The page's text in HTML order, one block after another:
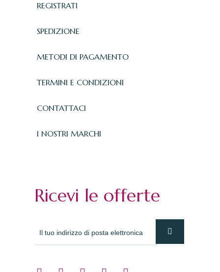
REGISTRATI
SPEDIZIONE
METODI DI PAGAMENTO
TERMINI E CONDIZIONI
CONTATTACI
I NOSTRI MARCHI
Ricevi le offerte